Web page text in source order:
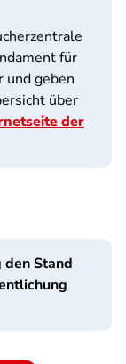
für
und geben
über
der
den Stand